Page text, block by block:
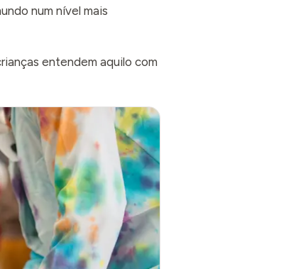
num nível mais
entendem aquilo com